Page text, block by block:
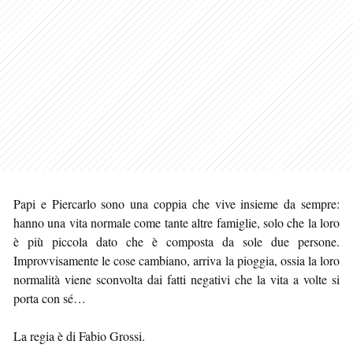
Papi e Piercarlo sono una coppia che vive insieme da sempre:
hanno una vita normale come tante altre famiglie, solo che la loro
è più piccola dato che è composta da sole due persone.
Improvvisamente le cose cambiano, arriva la pioggia, ossia la loro
normalità viene sconvolta dai fatti negativi che la vita a volte si
porta con sé…
La regia è di Fabio Grossi.